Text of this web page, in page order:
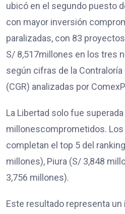
ubicó en el segundo puesto
con mayor inversión
paralizadas, con 83
S/ 8,517millones en los tres
según cifras de la Contraloría
(CGR) analizadas por
La Libertad solo fue
millonescomprometidos.
completan el top 5 del
millones), Piura (S/ 3,848
3,756 millones).
Este resultado representa